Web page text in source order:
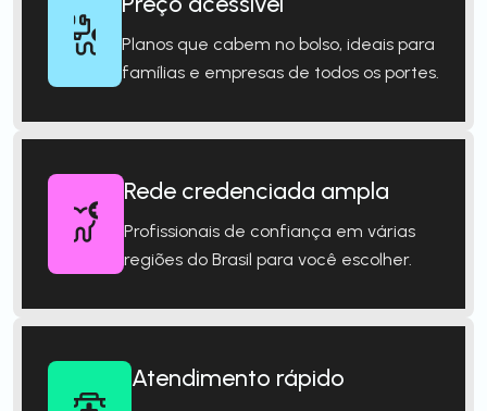
Planos que cabem no bolso, ideais para
famílias e empresas de todos os portes.
Rede credenciada ampla
Profissionais de confiança em várias
regiões do Brasil para você escolher.
Atendimento rápido